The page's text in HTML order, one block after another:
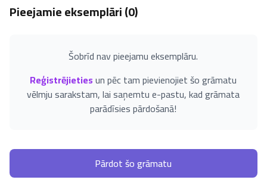
Pieejamie eksemplāri (0)
Šobrīd nav pieejamu eksemplāru.
Reģistrējietiesun pēc tam pievienojiet šo grāmatu
vēlmju sarakstam, lai saņemtu e-pastu, kad grāmata
parādīsies pārdošanā!
Pārdot šo grāmatu